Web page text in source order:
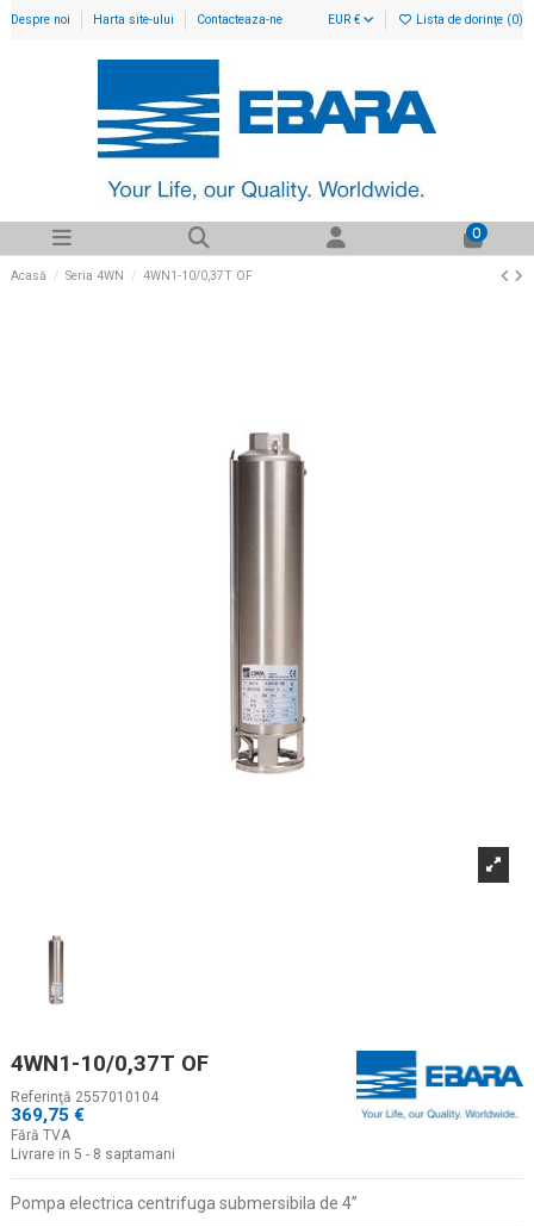
Despre noi Harta site-ului Contacteaza-ne EUR € Lista de dorințe (0)
0
Acasă Seria 4WN 4WN1-10/0,37T OF
4WN1-10/0,37T OF
Referinţă 2557010104
369,75 €
Fără TVA
Livrare in 5 - 8 saptamani
Pompa electrica centrifuga submersibila de 4”